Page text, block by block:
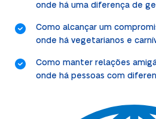
onde há uma diferença de
Como alcançar um
onde há vegetarianos e
Como manter relações
onde há pessoas com